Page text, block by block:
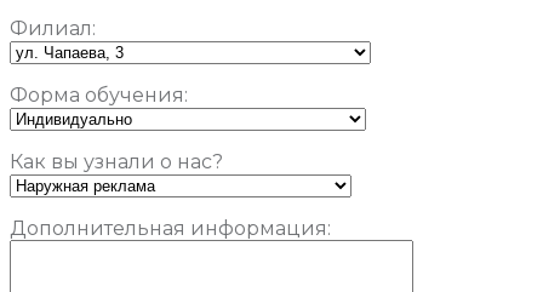
Филиал:
Форма обучения:
Как вы узнали о нас?
Дополнительная информация: